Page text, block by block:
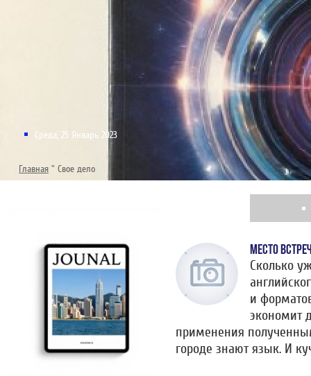
Среда, 25 Январь 2023
Главная " Свое дело
МЕСТО
Сколько
и
экономит
применения
городе знают язык. И